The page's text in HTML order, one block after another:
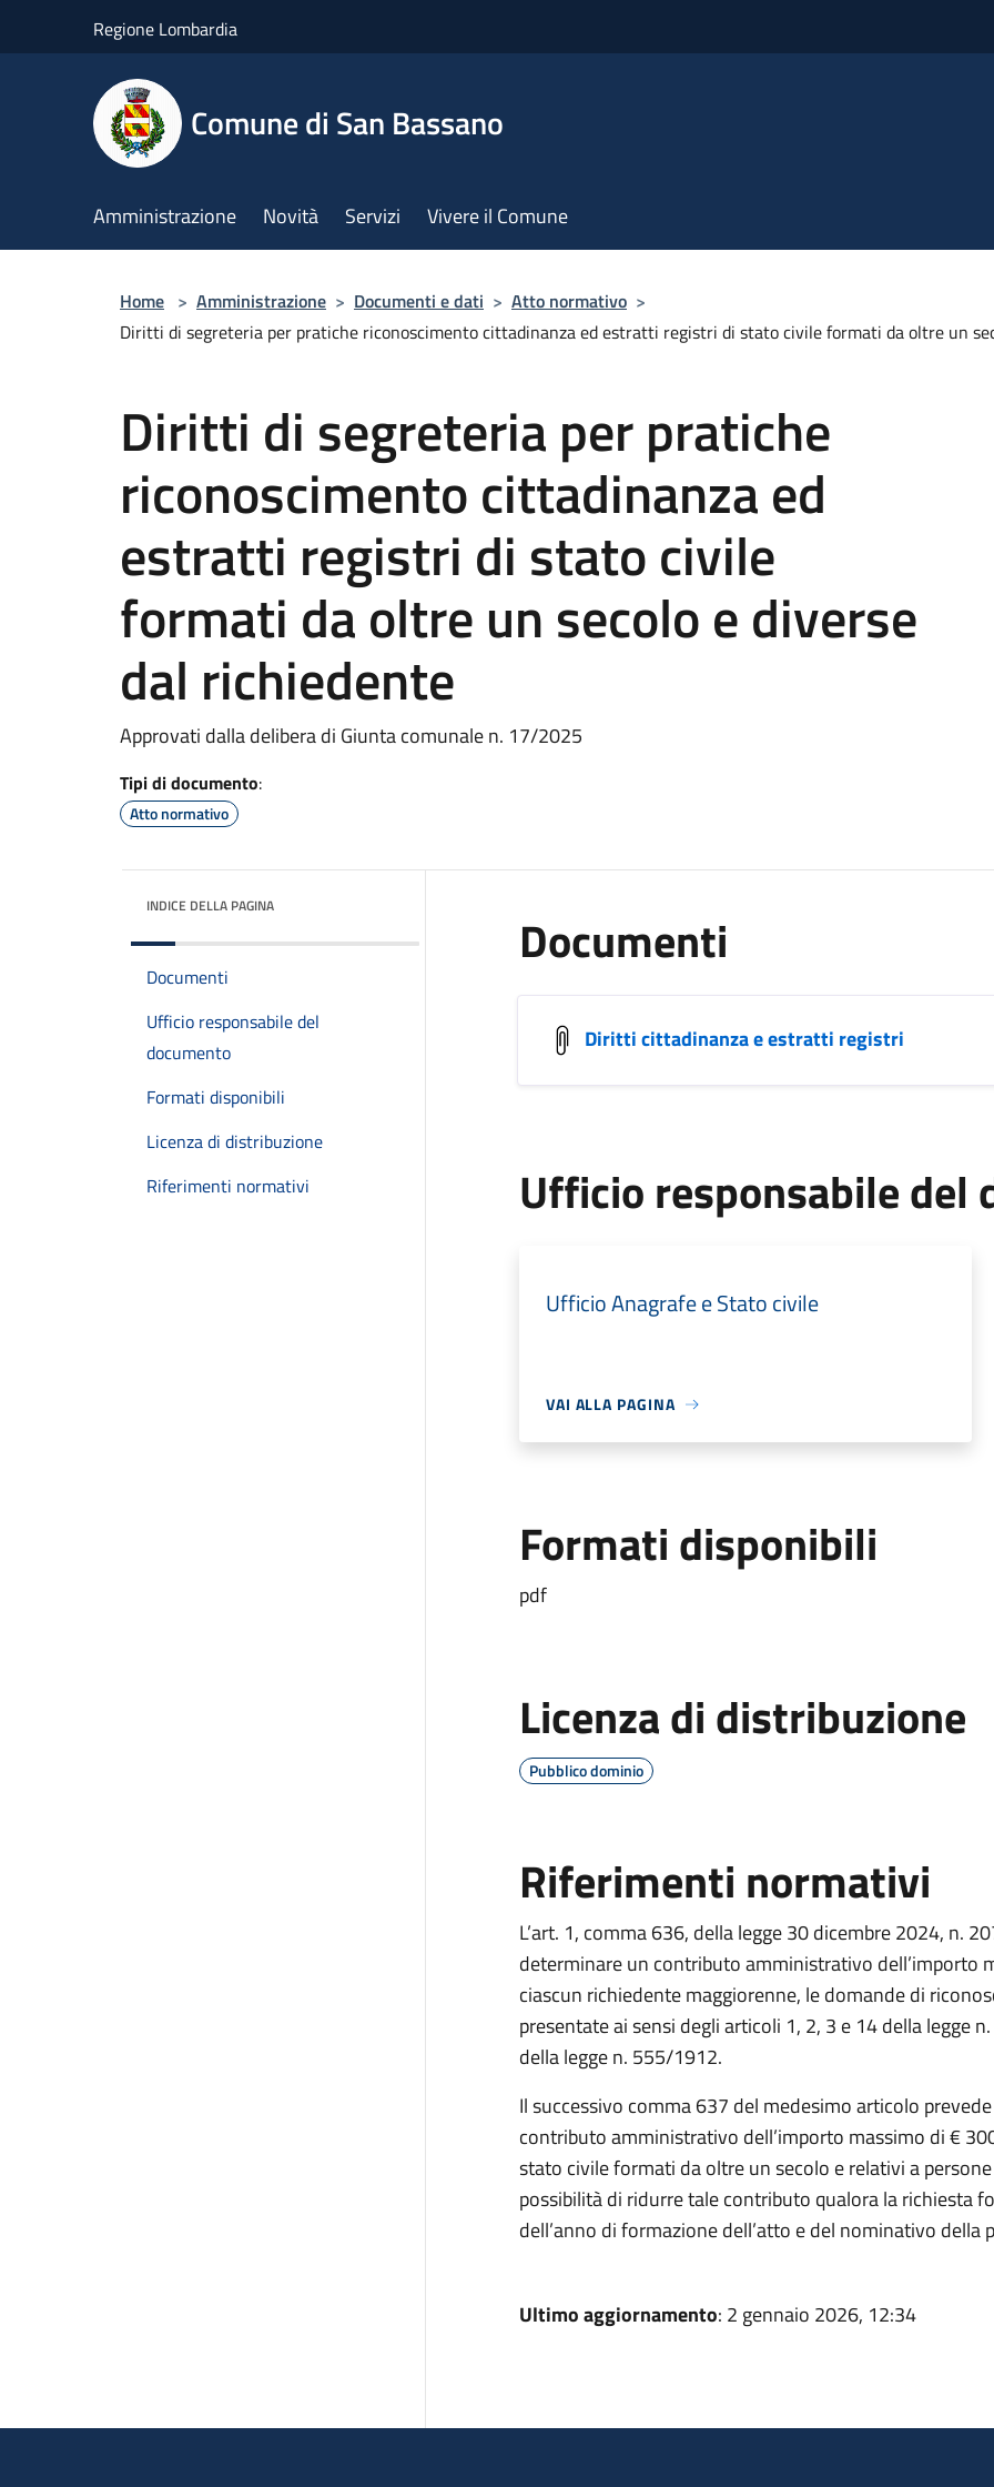
Regione Lombardia
Comune di San Bassano
Amministrazione Novità Servizi Vivere il Comune
Home > Amministrazione > Documenti e dati > Atto normativo >
Diritti di segreteria per pratiche riconoscimento cittadinanza ed estratti registri di stato civile formati da oltre un
Diritti di segreteria per pratiche
riconoscimento cittadinanza ed
estratti registri di stato civile
formati da oltre un secolo e diverse
dal richiedente
Approvati dalla delibera di Giunta comunale n. 17/2025
Tipi di documento:
Atto normativo
INDICE DELLA PAGINA
Documenti
Ufficio responsabile del
documento
Formati disponibili
Licenza di distribuzione
Riferimenti normativi
Documenti
Diritti cittadinanza e estratti registri
Ufficio responsabile del
Ufficio Anagrafe e Stato civile
VAI ALLA PAGINA
Formati disponibili
pdf
Licenza di distribuzione
Pubblico dominio
Riferimenti normativi
L’art. 1, comma 636, della legge 30 dicembre 2024, n.
determinare un contributo amministrativo dell’importo
ciascun richiedente maggiorenne, le domande di
presentate ai sensi degli articoli 1, 2, 3 e 14 della legge
della legge n. 555/1912.
Il successivo comma 637 del medesimo articolo
contributo amministrativo dell’importo massimo di €
stato civile formati da oltre un secolo e relativi a
possibilità di ridurre tale contributo qualora la richiesta
dell’anno di formazione dell’atto e del nominativo della
Ultimo aggiornamento: 2 gennaio 2026, 12:34